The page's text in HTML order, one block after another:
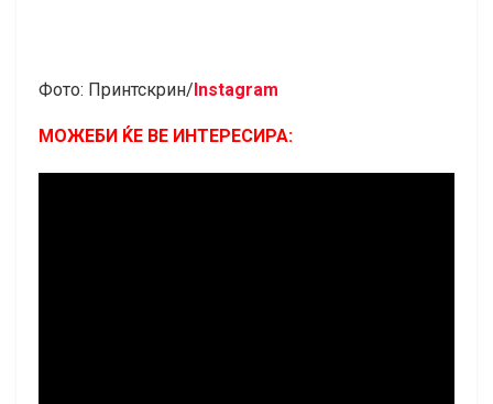
Фото: Принтскрин/Instagram
МОЖЕБИ ЌЕ ВЕ ИНТЕРЕСИРА: